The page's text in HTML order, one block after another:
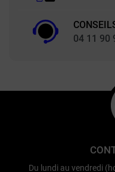
04 11 90
Du lundi au vendredi